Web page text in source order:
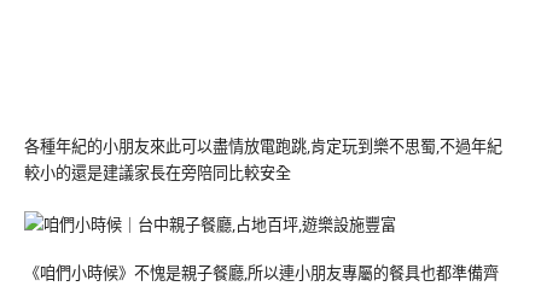
各種年紀的小朋友來此可以盡情放電跑跳,肯定玩到樂不思蜀,不過年紀
較小的還是建議家長在旁陪同比較安全
《咱們小時候》不愧是親子餐廳,所以連小朋友專屬的餐具也都準備齊